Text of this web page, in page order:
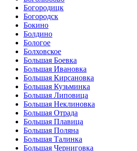
Богородицк
Богородск
Бокино
Болдино
Бологое
Болховское
Большая Боевка
Большая Ивановка
Большая Кирсановка
Большая Кузьминка
Большая Липовица
Большая Неклиновка
Большая Отрада
Большая Плавица
Большая Поляна
Большая Талинка
Большая Черниговка